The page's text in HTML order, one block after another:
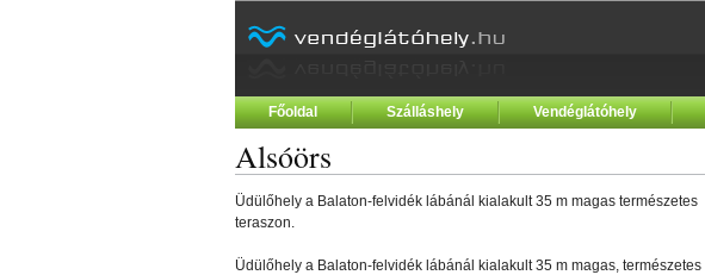
Főoldal Szálláshely Vendéglátóhely
Alsóörs
Üdülőhely a Balaton-felvidék lábánál kialakult 35 m magas természetes
teraszon.
Üdülőhely a Balaton-felvidék lábánál kialakult 35 m magas, természetes